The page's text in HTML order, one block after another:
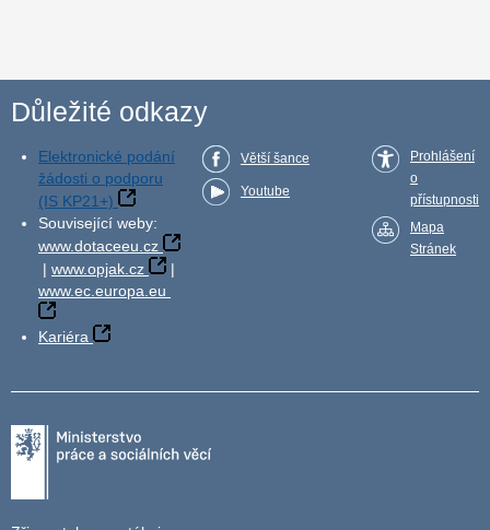
Důležité odkazy
Elektronické podání
žádosti o podporu
(IS KP21+)
Související weby:
www.dotaceeu.cz
| www.opjak.cz
|
www.ec.europa.eu
Kariéra
Větší šance
Youtube
Prohlášení
o
přístupnosti
Mapa
Stránek